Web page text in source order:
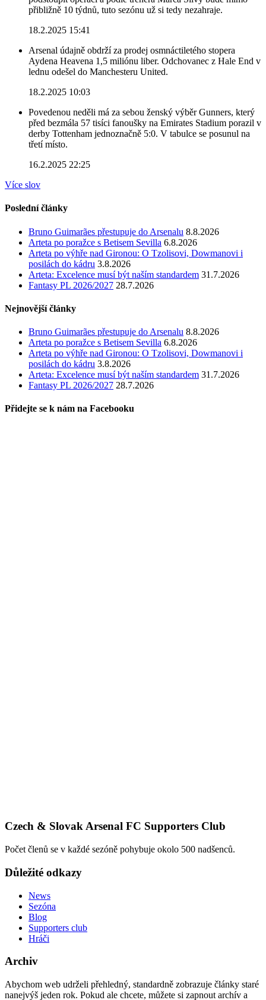
přibližně 10 týdnů, tuto sezónu už si tedy nezahraje.
18.2.2025 15:41
Arsenal údajně obdrží za prodej osmnáctiletého stopera
Aydena Heavena 1,5 miliónu liber. Odchovanec z Hale End v
lednu odešel do Manchesteru United.
18.2.2025 10:03
Povedenou neděli má za sebou ženský výběr Gunners, který
před bezmála 57 tisíci fanoušky na Emirates Stadium porazil v
derby Tottenham jednoznačně 5:0. V tabulce se posunul na
třetí místo.
16.2.2025 22:25
Více slov
Poslední články
Bruno Guimarães přestupuje do Arsenalu 8.8.2026
Arteta po poražce s Betisem Sevilla 6.8.2026
Arteta po výhře nad Gironou: O Tzolisovi, Dowmanovi i
posilách do kádru 3.8.2026
Arteta: Excelence musí být naším standardem 31.7.2026
Fantasy PL 2026/2027 28.7.2026
Nejnovější články
Bruno Guimarães přestupuje do Arsenalu 8.8.2026
Arteta po poražce s Betisem Sevilla 6.8.2026
Arteta po výhře nad Gironou: O Tzolisovi, Dowmanovi i
posilách do kádru 3.8.2026
Arteta: Excelence musí být naším standardem 31.7.2026
Fantasy PL 2026/2027 28.7.2026
Přidejte se k nám na Facebooku
Czech & Slovak Arsenal FC Supporters Club
Počet členů se v každé sezóně pohybuje okolo 500 nadšenců.
Důležité odkazy
News
Sezóna
Blog
Supporters club
Hráči
Archiv
Abychom web udrželi přehledný, standardně zobrazuje články staré
nanejvýš jeden rok. Pokud ale chcete, můžete si zapnout archív a